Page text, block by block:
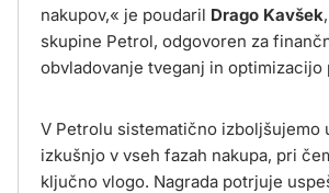
nakupov,« je poudaril Drago Kavšek
skupine Petrol, odgovoren za
obvladovanje tveganj in optimizacijo
V Petrolu sistematično izboljšujemo
izkušnjo v vseh fazah nakupa, pri
ključno vlogo. Nagrada potrjuje